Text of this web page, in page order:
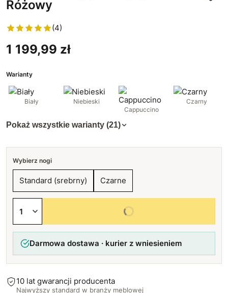
Różowy
(4)
1 199,99 zł
Warianty
Biały
Niebieski
Cappuccino
Czarny
Pokaż wszystkie warianty (21)
Wybierz nogi
Standard (srebrny) Czarne
Wybierz wszystkie opcje
Darmowa dostawa · kurier z wniesieniem
10 lat gwarancji producenta
Najwyższy standard w branży meblowej